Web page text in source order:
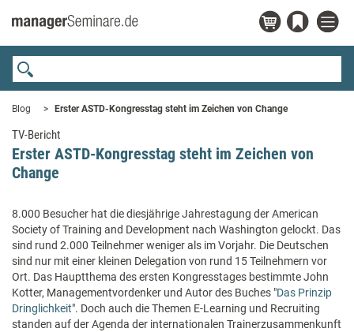
Blog Erster ASTD-Kongresstag steht im Zeichen von Change
TV-Bericht
Erster ASTD-Kongresstag steht im Zeichen von
Change
8.000 Besucher hat die diesjährige Jahrestagung der American
Society of Training and Development nach Washington gelockt. Das
sind rund 2.000 Teilnehmer weniger als im Vorjahr. Die Deutschen
sind nur mit einer kleinen Delegation von rund 15 Teilnehmern vor
Ort. Das Hauptthema des ersten Kongresstages bestimmte John
Kotter, Managementvordenker und Autor des Buches "Das Prinzip
Dringlichkeit". Doch auch die Themen E-Learning und Recruiting
standen auf der Agenda der internationalen Trainerzusammenkunft